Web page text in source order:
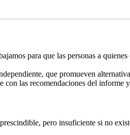
para que las personas a
que promueven
con las recomendaciones del
pero insuficiente si no